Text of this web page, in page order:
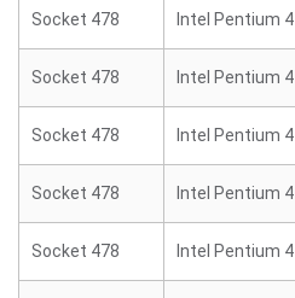
Socket 478 Intel Pentium 4
Socket 478 Intel Pentium 4
Socket 478 Intel Pentium 4
Socket 478 Intel Pentium 4
Socket 478 Intel Pentium 4